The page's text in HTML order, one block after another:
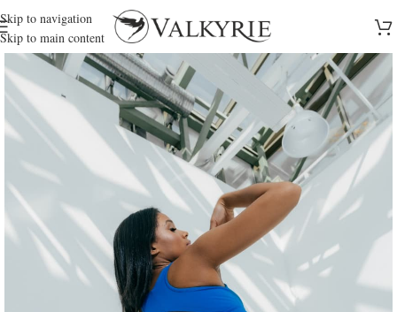
Skip to navigation
Skip to main content